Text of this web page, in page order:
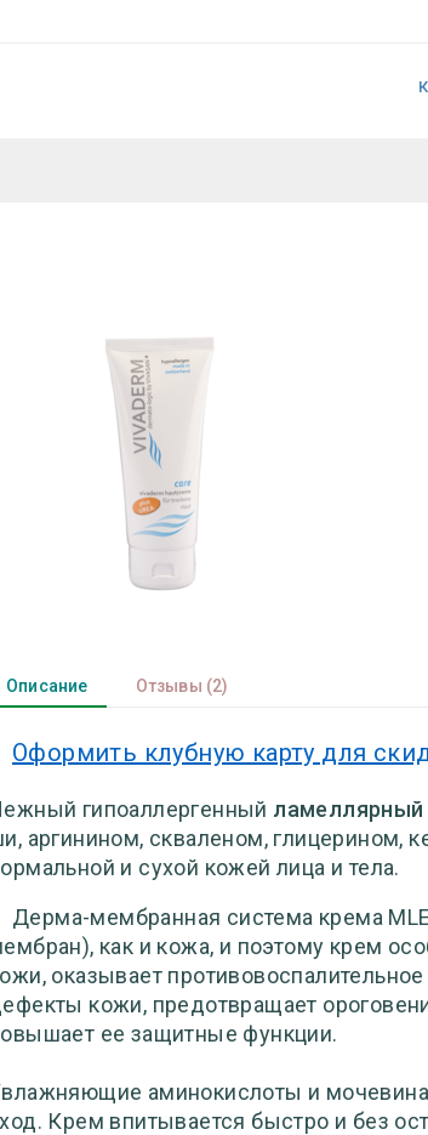
Описание Отзывы (2)
Оформить клубную карту для
гипоаллергенный
аргинином, скваленом, глицерином,
и сухой кожей лица и тела.
Дерма-мембранная система крема
как и кожа, и поэтому крем
оказывает
кожи, предотвращает
ее защитные функции.
аминокислоты и
Крем впитывается быстро и без